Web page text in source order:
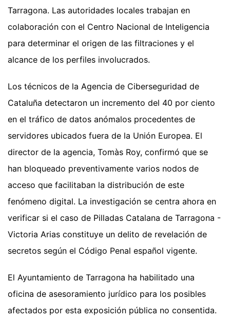
Tarragona. Las autoridades locales trabajan en
colaboración con el Centro Nacional de Inteligencia
para determinar el origen de las filtraciones y el
alcance de los perfiles involucrados.
Los técnicos de la Agencia de Ciberseguridad de
Cataluña detectaron un incremento del 40 por ciento
en el tráfico de datos anómalos procedentes de
servidores ubicados fuera de la Unión Europea. El
director de la agencia, Tomàs Roy, confirmó que se
han bloqueado preventivamente varios nodos de
acceso que facilitaban la distribución de este
fenómeno digital. La investigación se centra ahora en
verificar si el caso de Pilladas Catalana de Tarragona -
Victoria Arias constituye un delito de revelación de
secretos según el Código Penal español vigente.
El Ayuntamiento de Tarragona ha habilitado una
oficina de asesoramiento jurídico para los posibles
afectados por esta exposición pública no consentida.